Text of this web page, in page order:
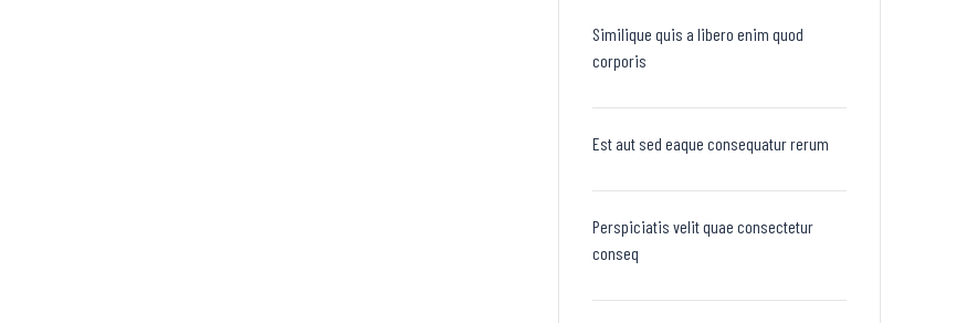
Similique quis a libero enim quod
corporis
Est aut sed eaque consequatur rerum
Perspiciatis velit quae consectetur
conseq